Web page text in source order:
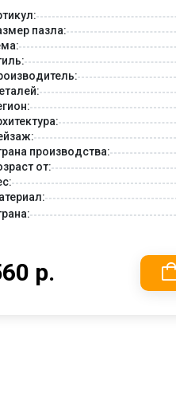
пазла:
производства:
от:
р.